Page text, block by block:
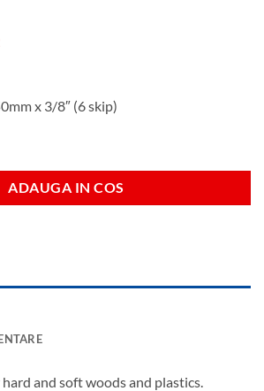
x 3/8″ (6 skip)
ADAUGA IN COS
and soft woods and plastics.